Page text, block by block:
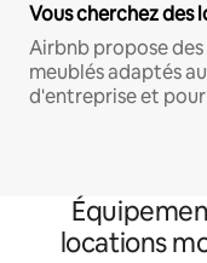
Vous cherchez des
Airbnb propose
meublés adaptés
d'entreprise et
locations